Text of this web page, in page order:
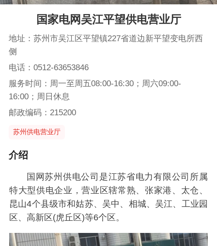
国家电网吴江平望供电营业厅
地址：苏州市吴江区平望镇227省道边新平望变电所西
侧
电话：0512-63653846
服务时间：周一至周五08:00-16:30；周六09:00-
16:00；周日休息
邮政编码：215200
苏州供电营业厅
介绍
国网苏州供电公司是江苏省电力有限公司所属
特大型供电企业，营业区辖常熟、张家港、太仓、
昆山4个县级市和姑苏、吴中、相城、吴江、工业园
区、高新区(虎丘区)等6个区。